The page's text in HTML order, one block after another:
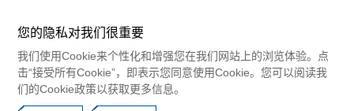
©2024 广东坚朗五金制品股份有限公司版权所有
您的隐私对我们很重要
我们使用Cookie来个性化和增强您在我们网站上的浏览体验。点
击“接受所有Cookie”，即表示您同意使用Cookie。您可以阅读我
们的Cookie政策以获取更多信息。